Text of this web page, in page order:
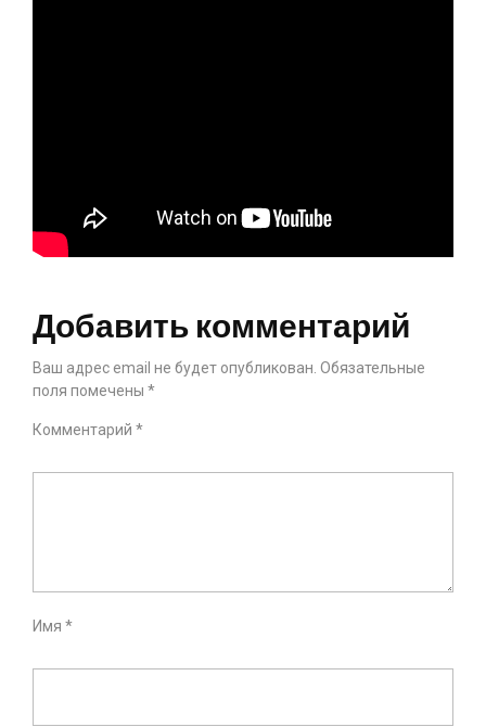
Добавить комментарий
Ваш адрес email не будет опубликован. Обязательные
поля помечены *
Комментарий *
Имя *